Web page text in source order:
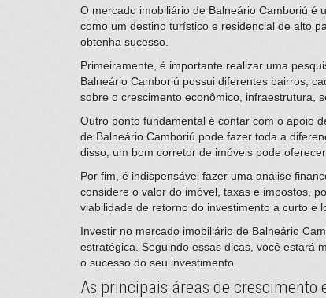
​O mercado imobiliário de Balneário Camboriú é
como um destino turístico e residencial de alto
obtenha sucesso.
Primeiramente, é importante realizar uma
Balneário Camboriú possui diferentes bairros,
sobre o crescimento econômico, infraestrutura,
Outro ponto fundamental é contar com o apoio
de Balneário Camboriú pode fazer toda a
disso, um bom corretor de imóveis pode
Por fim, é indispensável fazer uma análise
considere o valor do imóvel, taxas e impostos,
viabilidade de retorno do investimento a curto e
Investir no mercado imobiliário de Balneário
estratégica. Seguindo essas dicas, você estará
o sucesso do seu investimento.
As principais áreas de